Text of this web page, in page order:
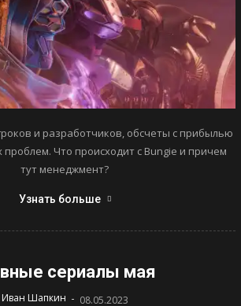
и разработчиков, обсчеты с прибылью
проблем. Что происходит с Bungie и причем
тут менеджмент?
Узнать больше
сериалы мая
Иван Шапкин - 08.05.2023